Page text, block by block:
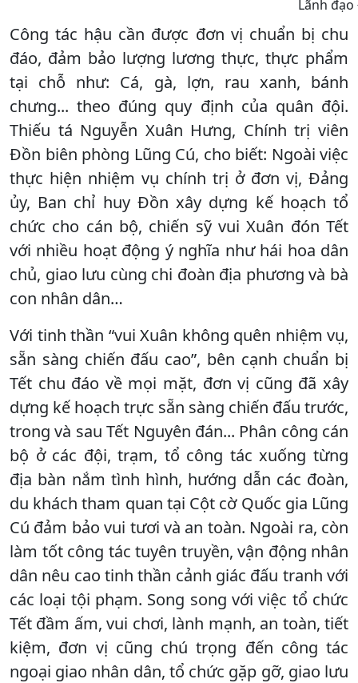
Lãnh
Công tác hậu cần được đơn vị chuẩn bị chu
đáo, đảm bảo lượng lương thực, thực phẩm
tại chỗ như: Cá, gà, lợn, rau xanh, bánh
chưng... theo đúng quy định của quân đội.
Thiếu tá Nguyễn Xuân Hưng, Chính trị viên
Đồn biên phòng Lũng Cú, cho biết: Ngoài việc
thực hiện nhiệm vụ chính trị ở đơn vị, Đảng
ủy, Ban chỉ huy Đồn xây dựng kế hoạch tổ
chức cho cán bộ, chiến sỹ vui Xuân đón Tết
với nhiều hoạt động ý nghĩa như hái hoa dân
chủ, giao lưu cùng chi đoàn địa phương và bà
con nhân dân…
Với tinh thần “vui Xuân không quên nhiệm vụ,
sẵn sàng chiến đấu cao”, bên cạnh chuẩn bị
Tết chu đáo về mọi mặt, đơn vị cũng đã xây
dựng kế hoạch trực sẵn sàng chiến đấu trước,
trong và sau Tết Nguyên đán... Phân công cán
bộ ở các đội, trạm, tổ công tác xuống từng
địa bàn nắm tình hình, hướng dẫn các đoàn,
du khách tham quan tại Cột cờ Quốc gia Lũng
Cú đảm bảo vui tươi và an toàn. Ngoài ra, còn
làm tốt công tác tuyên truyền, vận động nhân
dân nêu cao tinh thần cảnh giác đấu tranh với
các loại tội phạm. Song song với việc tổ chức
Tết đầm ấm, vui chơi, lành mạnh, an toàn, tiết
kiệm, đơn vị cũng chú trọng đến công tác
ngoại giao nhân dân, tổ chức gặp gỡ, giao lưu